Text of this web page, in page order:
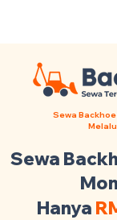
Sewa
Sewa
Hanya